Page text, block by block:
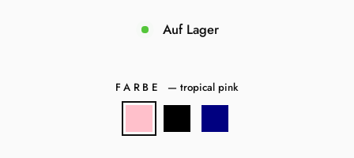
Auf Lager
FARBE —tropical pink